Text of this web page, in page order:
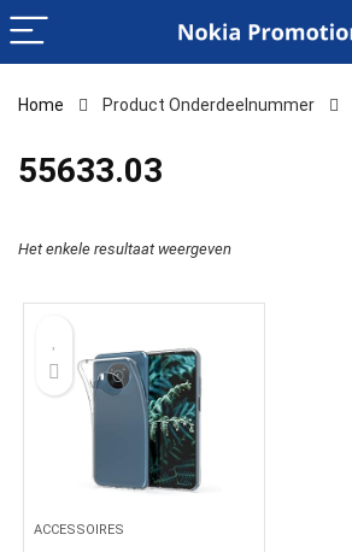
Home Product Onderdeelnummer
‎55633.03
Het enkele resultaat weergeven
ACCESSOIRES